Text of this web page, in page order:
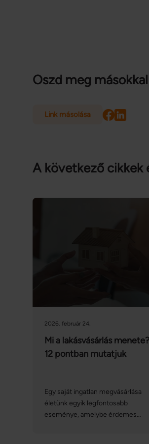
Oszd meg másokkal
Link másolása
A következő cikkek
2026. február 24.
Mi a lakásvásárlás
12 pontban mutatjuk
Egy saját ingatlan megvásárlása
életünk egyik legfontosabb
eseménye, amelybe érdemes